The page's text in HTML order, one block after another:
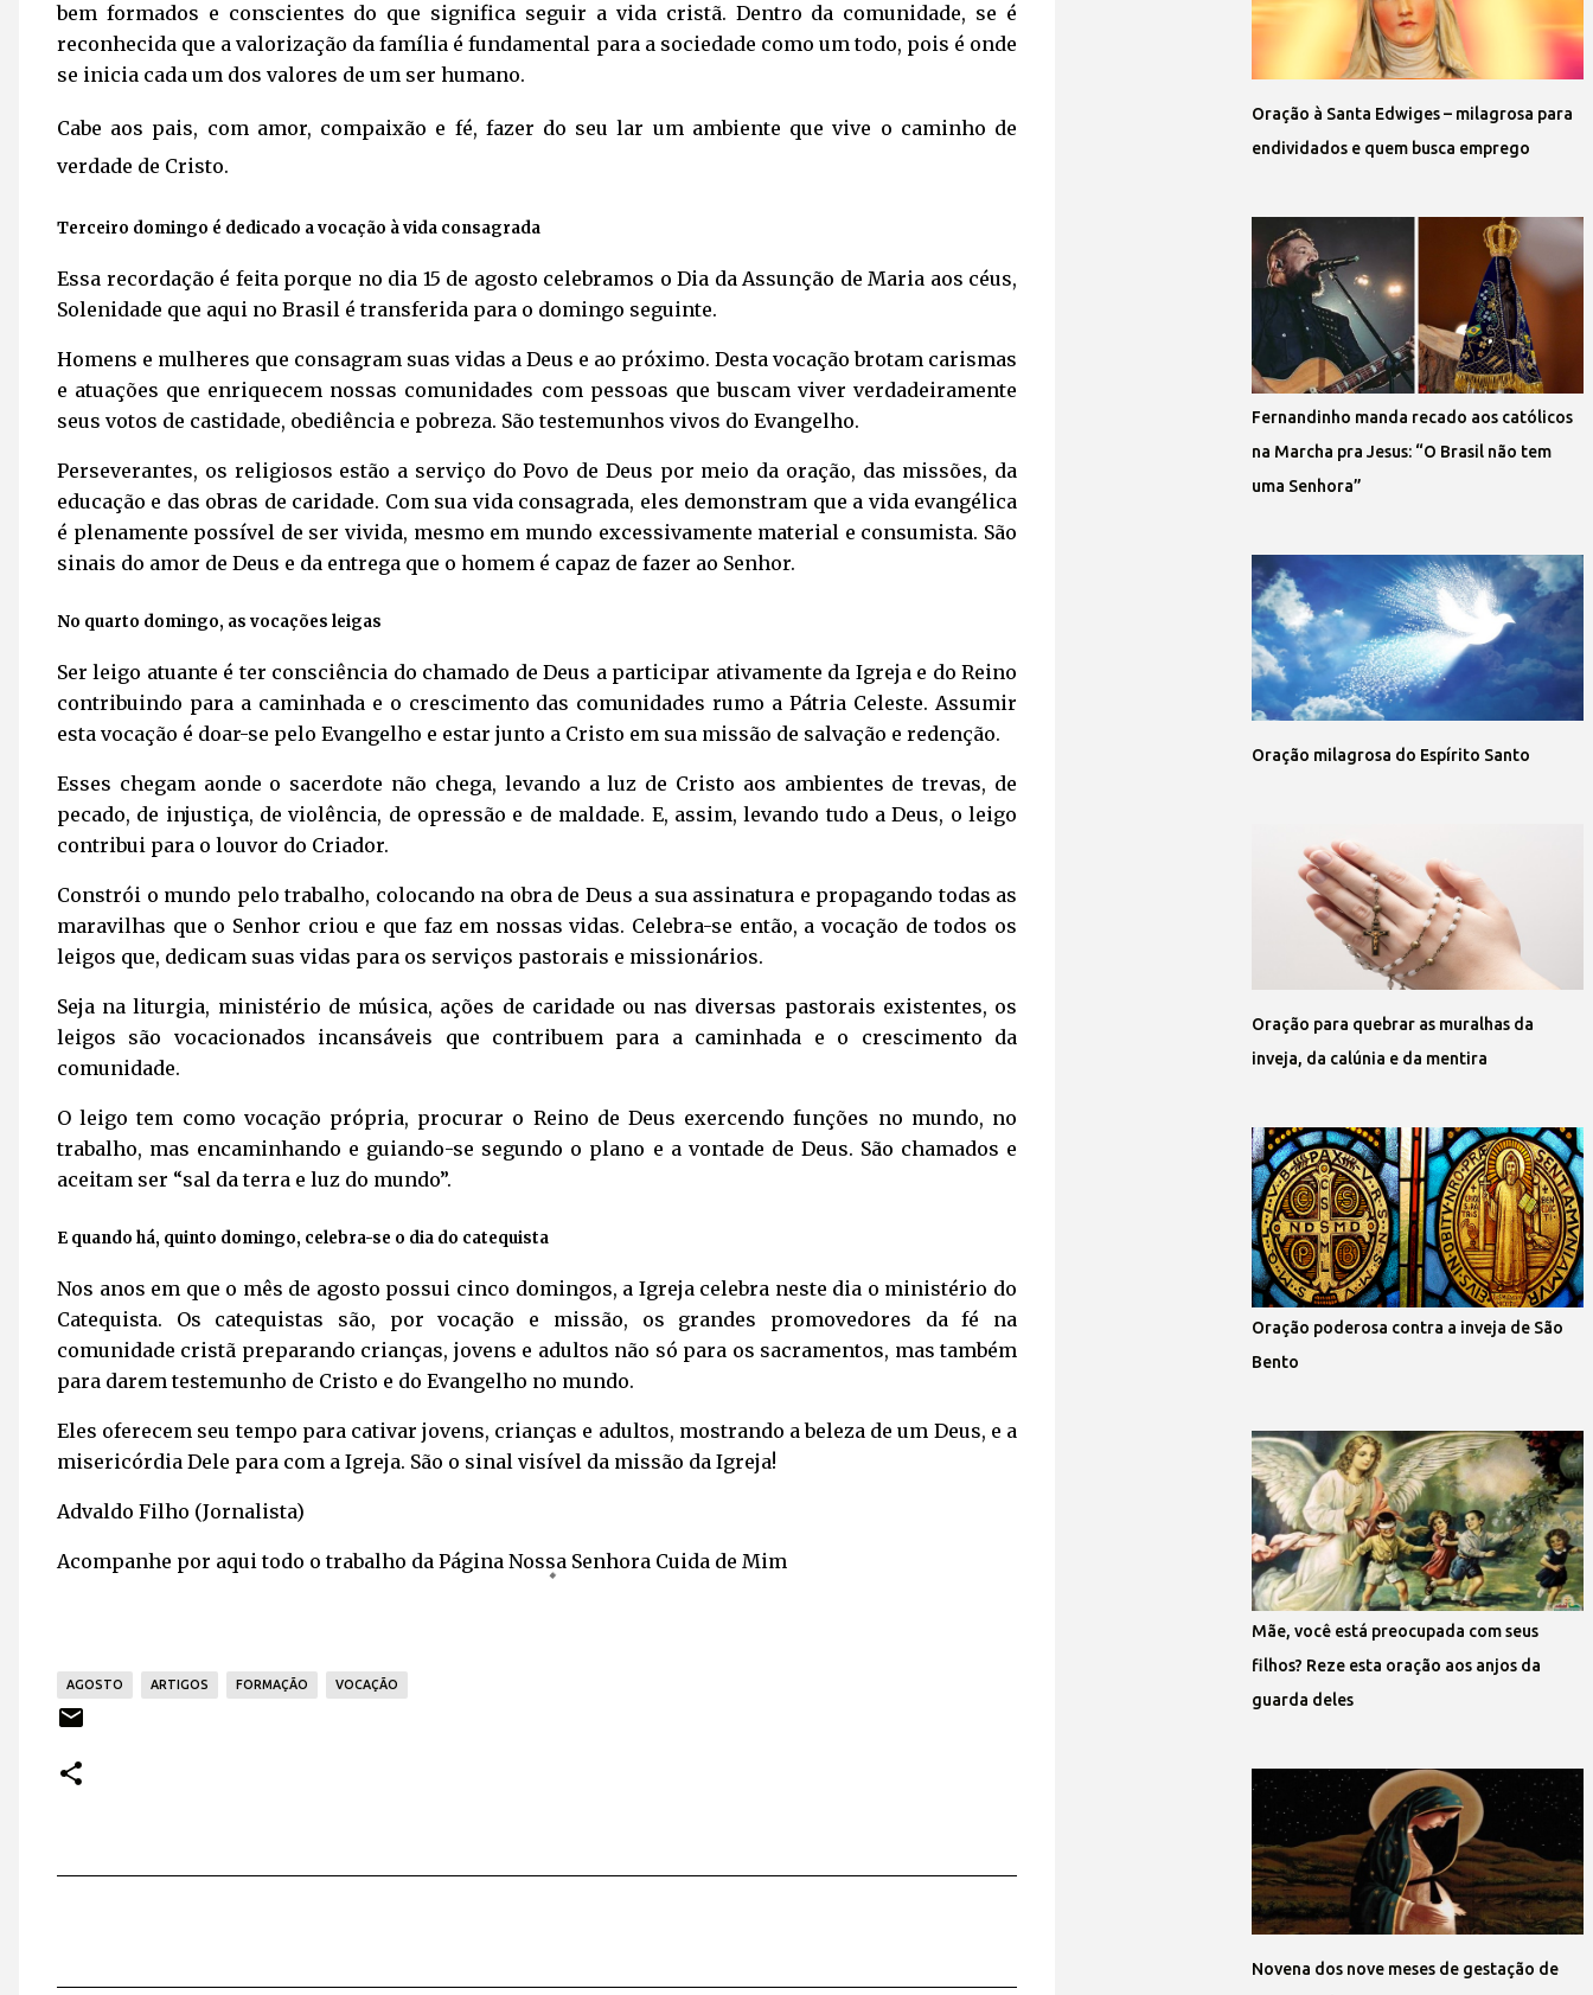
bem formados e conscientes do que significa seguir a vida cristã. Dentro da comunidade, se é
reconhecida que a valorização da família é fundamental para a sociedade como um todo, pois é onde
se inicia cada um dos valores de um ser humano.
Cabe aos pais, com amor, compaixão e fé, fazer do seu lar um ambiente que vive o caminho de
verdade de Cristo.
Terceiro domingo é dedicado a vocação à vida consagrada
Essa recordação é feita porque no dia 15 de agosto celebramos o Dia da Assunção de Maria aos céus,
Solenidade que aqui no Brasil é transferida para o domingo seguinte.
Homens e mulheres que consagram suas vidas a Deus e ao próximo. Desta vocação brotam carismas
e atuações que enriquecem nossas comunidades com pessoas que buscam viver verdadeiramente
seus votos de castidade, obediência e pobreza. São testemunhos vivos do Evangelho.
Perseverantes, os religiosos estão a serviço do Povo de Deus por meio da oração, das missões, da
educação e das obras de caridade. Com sua vida consagrada, eles demonstram que a vida evangélica
é plenamente possível de ser vivida, mesmo em mundo excessivamente material e consumista. São
sinais do amor de Deus e da entrega que o homem é capaz de fazer ao Senhor.
No quarto domingo, as vocações leigas
Ser leigo atuante é ter consciência do chamado de Deus a participar ativamente da Igreja e do Reino
contribuindo para a caminhada e o crescimento das comunidades rumo a Pátria Celeste. Assumir
esta vocação é doar-se pelo Evangelho e estar junto a Cristo em sua missão de salvação e redenção.
Esses chegam aonde o sacerdote não chega, levando a luz de Cristo aos ambientes de trevas, de
pecado, de injustiça, de violência, de opressão e de maldade. E, assim, levando tudo a Deus, o leigo
contribui para o louvor do Criador.
Constrói o mundo pelo trabalho, colocando na obra de Deus a sua assinatura e propagando todas as
maravilhas que o Senhor criou e que faz em nossas vidas. Celebra-se então, a vocação de todos os
leigos que, dedicam suas vidas para os serviços pastorais e missionários.
Seja na liturgia, ministério de música, ações de caridade ou nas diversas pastorais existentes, os
leigos são vocacionados incansáveis que contribuem para a caminhada e o crescimento da
comunidade.
O leigo tem como vocação própria, procurar o Reino de Deus exercendo funções no mundo, no
trabalho, mas encaminhando e guiando-se segundo o plano e a vontade de Deus. São chamados e
aceitam ser “sal da terra e luz do mundo”.
E quando há, quinto domingo, celebra-se o dia do catequista
Nos anos em que o mês de agosto possui cinco domingos, a Igreja celebra neste dia o ministério do
Catequista. Os catequistas são, por vocação e missão, os grandes promovedores da fé na
comunidade cristã preparando crianças, jovens e adultos não só para os sacramentos, mas também
para darem testemunho de Cristo e do Evangelho no mundo.
Eles oferecem seu tempo para cativar jovens, crianças e adultos, mostrando a beleza de um Deus, e a
misericórdia Dele para com a Igreja. São o sinal visível da missão da Igreja!
Advaldo Filho (Jornalista)
Acompanhe por aqui todo o trabalho da Página Nossa Senhora Cuida de Mim
AGOSTO ARTIGOS FORMAÇÃO VOCAÇÃO
Oração à Santa Edwiges – milagrosa para
endividados e quem busca emprego
Fernandinho manda recado aos católicos
na Marcha pra Jesus: “O Brasil não tem
uma Senhora”
Oração milagrosa do Espírito Santo
Oração para quebrar as muralhas da
inveja, da calúnia e da mentira
Oração poderosa contra a inveja de São
Bento
Mãe, você está preocupada com seus
filhos? Reze esta oração aos anjos da
guarda deles
Novena dos nove meses de gestação de